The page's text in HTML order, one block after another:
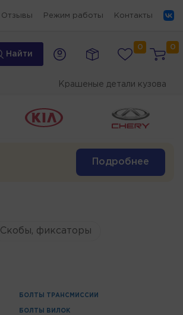
Отзывы Режим работы Контакты
Найти
0 0
Крашеные детали кузова
Подробнее
Скобы, фиксаторы
БОЛТЫ ТРАНСМИССИИ
БОЛТЫ ВИЛОК